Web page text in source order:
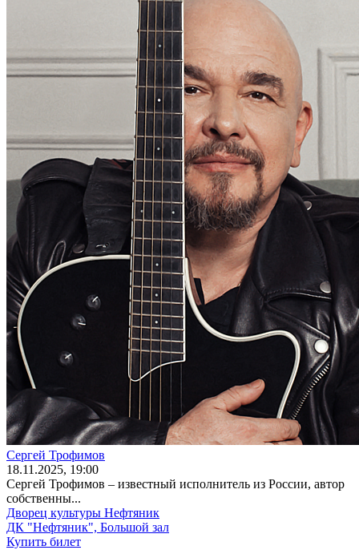
Сергей Трофимов
18.11.2025, 19:00
Сергей Трофимов – известный исполнитель из России, автор
собственны...
Дворец культуры Нефтяник
ДК "Нефтяник", Большой зал
Купить билет